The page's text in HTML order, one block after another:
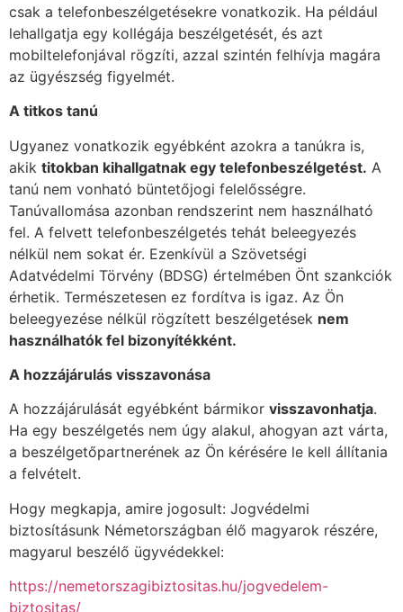
csak a telefonbeszélgetésekre vonatkozik. Ha például
lehallgatja egy kollégája beszélgetését, és azt
mobiltelefonjával rögzíti, azzal szintén felhívja magára
az ügyészség figyelmét.
A titkos tanú
Ugyanez vonatkozik egyébként azokra a tanúkra is,
akik titokban kihallgatnak egy telefonbeszélgetést. A
tanú nem vonható büntetőjogi felelősségre.
Tanúvallomása azonban rendszerint nem használható
fel. A felvett telefonbeszélgetés tehát beleegyezés
nélkül nem sokat ér. Ezenkívül a Szövetségi
Adatvédelmi Törvény (BDSG) értelmében Önt szankciók
érhetik. Természetesen ez fordítva is igaz. Az Ön
beleegyezése nélkül rögzített beszélgetések nem
használhatók fel bizonyítékként.
A hozzájárulás visszavonása
A hozzájárulását egyébként bármikor visszavonhatja.
Ha egy beszélgetés nem úgy alakul, ahogyan azt várta,
a beszélgetőpartnerének az Ön kérésére le kell állítania
a felvételt.
Hogy megkapja, amire jogosult: Jogvédelmi
biztosításunk Németországban élő magyarok részére,
magyarul beszélő ügyvédekkel:
https://nemetorszagibiztositas.hu/jogvedelem-
biztositas/